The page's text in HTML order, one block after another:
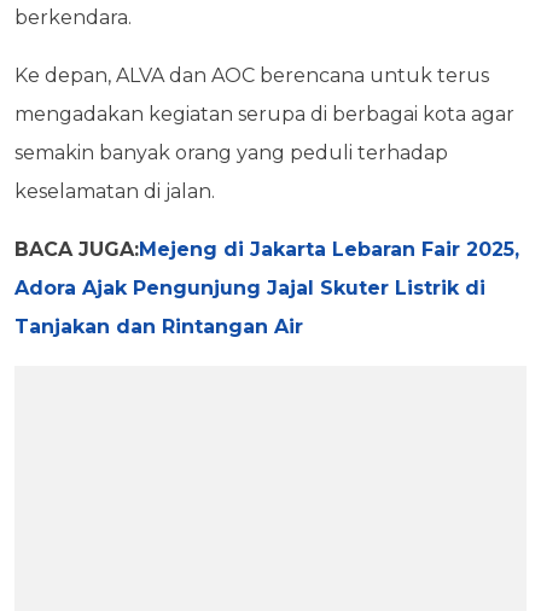
berkendara.
Ke depan, ALVA dan AOC berencana untuk terus
mengadakan kegiatan serupa di berbagai kota agar
semakin banyak orang yang peduli terhadap
keselamatan di jalan.
BACA JUGA:Mejeng di Jakarta Lebaran Fair 2025,
Adora Ajak Pengunjung Jajal Skuter Listrik di
Tanjakan dan Rintangan Air